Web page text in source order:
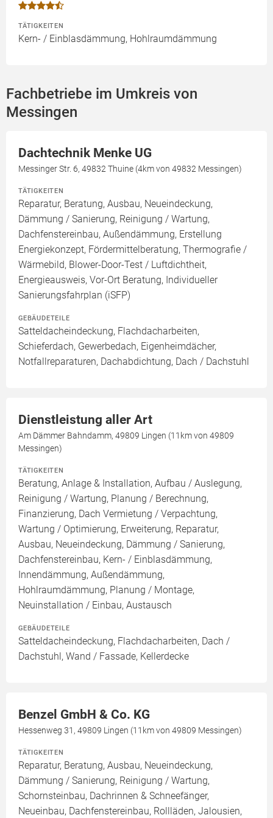
TÄTIGKEITEN
Kern- / Einblasdämmung, Hohlraumdämmung
Fachbetriebe im Umkreis von
Messingen
Dachtechnik Menke UG
Messinger Str. 6, 49832 Thuine (4km von 49832 Messingen)
TÄTIGKEITEN
Reparatur, Beratung, Ausbau, Neueindeckung,
Dämmung / Sanierung, Reinigung / Wartung,
Dachfenstereinbau, Außendämmung, Erstellung
Energiekonzept, Fördermittelberatung, Thermografie /
Wärmebild, Blower-Door-Test / Luftdichtheit,
Energieausweis, Vor-Ort Beratung, Individueller
Sanierungsfahrplan (iSFP)
GEBÄUDETEILE
Satteldacheindeckung, Flachdacharbeiten,
Schieferdach, Gewerbedach, Eigenheimdächer,
Notfallreparaturen, Dachabdichtung, Dach / Dachstuhl
Dienstleistung aller Art
Am Dämmer Bahndamm, 49809 Lingen (11km von 49809
Messingen)
TÄTIGKEITEN
Beratung, Anlage & Installation, Aufbau / Auslegung,
Reinigung / Wartung, Planung / Berechnung,
Finanzierung, Dach Vermietung / Verpachtung,
Wartung / Optimierung, Erweiterung, Reparatur,
Ausbau, Neueindeckung, Dämmung / Sanierung,
Dachfenstereinbau, Kern- / Einblasdämmung,
Innendämmung, Außendämmung,
Hohlraumdämmung, Planung / Montage,
Neuinstallation / Einbau, Austausch
GEBÄUDETEILE
Satteldacheindeckung, Flachdacharbeiten, Dach /
Dachstuhl, Wand / Fassade, Kellerdecke
Benzel GmbH & Co. KG
Hessenweg 31, 49809 Lingen (11km von 49809 Messingen)
TÄTIGKEITEN
Reparatur, Beratung, Ausbau, Neueindeckung,
Dämmung / Sanierung, Reinigung / Wartung,
Schornsteinbau, Dachrinnen & Schneefänger,
Neueinbau, Dachfenstereinbau, Rollläden, Jalousien,